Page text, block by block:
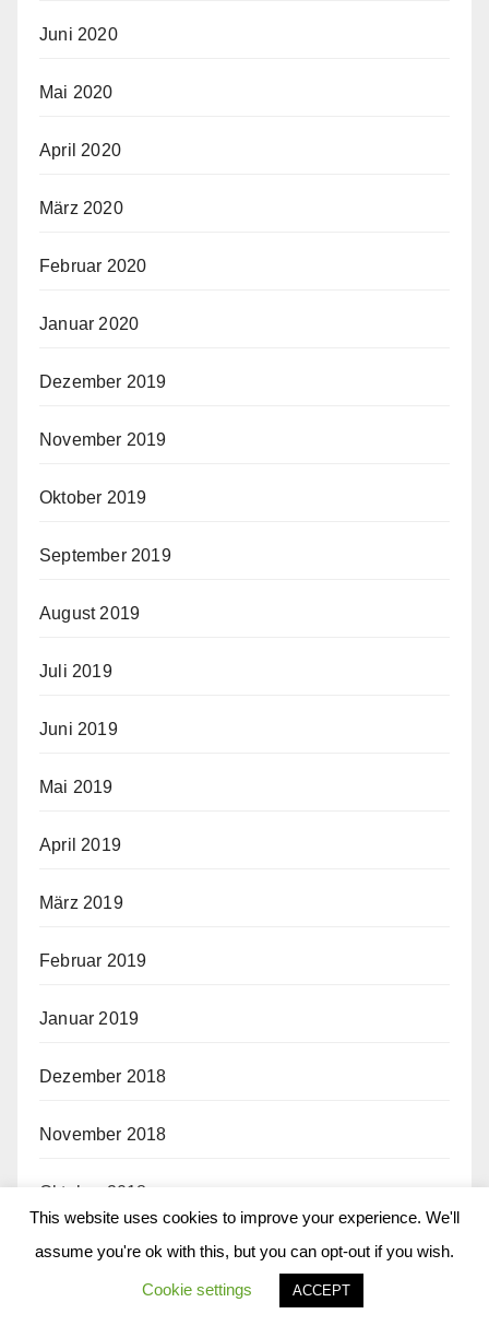
Juni 2020
Mai 2020
April 2020
März 2020
Februar 2020
Januar 2020
Dezember 2019
November 2019
Oktober 2019
September 2019
August 2019
Juli 2019
Juni 2019
Mai 2019
April 2019
März 2019
Februar 2019
Januar 2019
Dezember 2018
November 2018
Oktober 2018
September 2018
This website uses cookies to improve your experience. We'll
assume you're ok with this, but you can opt-out if you wish.
Cookie settings ACCEPT